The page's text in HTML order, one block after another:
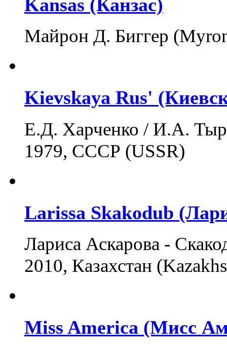
Kansas (Канзас)
Майрон Д. Биггер
Kievskaya Rus'
Е.Д. Харченко / И.А.
1979, СССР (USSR)
Larissa Skakodub
Лариса Аскарова -
2010, Казахстан
Miss America (Мисс